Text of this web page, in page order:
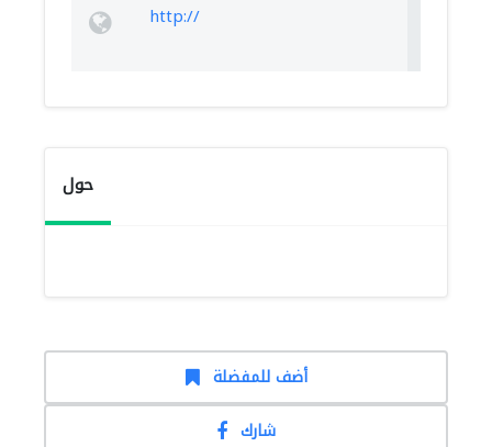
http://
حول
أضف للمفضلة
شارك